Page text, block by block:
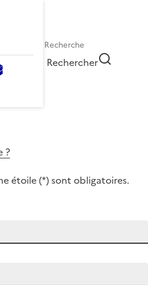
Rechercher
?
étoile (*) sont obligatoires.